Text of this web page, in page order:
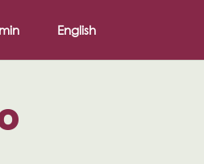
English